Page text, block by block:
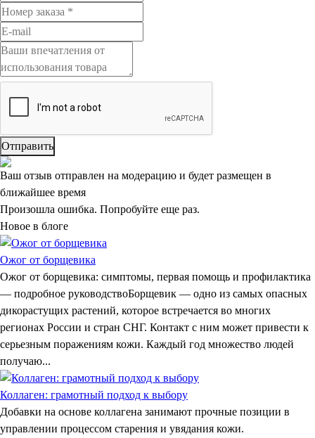
Отправить
Ваш отзыв отправлен на модерацию и будет размещен в
ближайшее время
Произошла ошибка. Попробуйте еще раз.
Новое в блоге
Ожог от борщевика
Ожог от борщевика: симптомы, первая помощь и профилактика
— подробное руководствоБорщевик — одно из самых опасных
дикорастущих растений, которое встречается во многих
регионах России и стран СНГ. Контакт с ним может привести к
серьезным поражениям кожи. Каждый год множество людей
получаю...
Коллаген: грамотный подход к выбору
Добавки на основе коллагена занимают прочные позиции в
управлении процессом старения и увядания кожи.